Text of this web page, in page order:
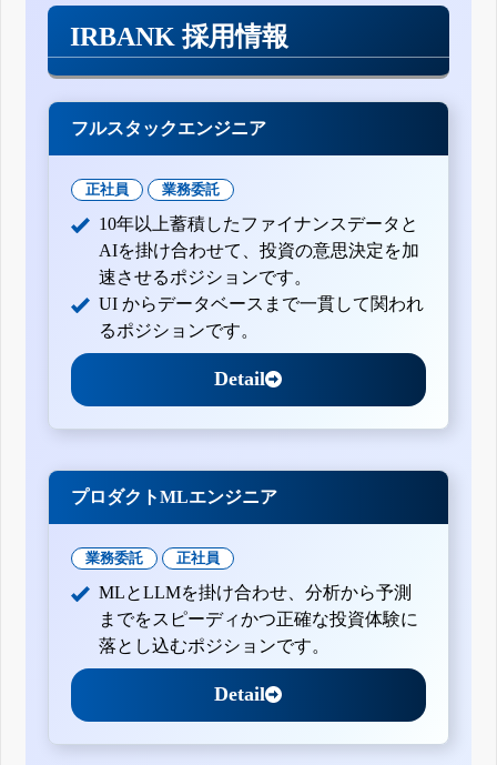
IRBANK 採用情報
フルスタックエンジニア
正社員 業務委託
10年以上蓄積したファイナンスデータと
AIを掛け合わせて、投資の意思決定を加
速させるポジションです。
UI からデータベースまで一貫して関われ
るポジションです。
Detail
プロダクトMLエンジニア
業務委託 正社員
MLとLLMを掛け合わせ、分析から予測
までをスピーディかつ正確な投資体験に
落とし込むポジションです。
Detail